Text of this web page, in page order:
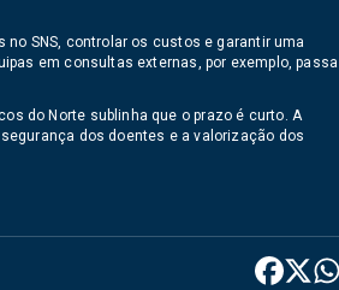
SNS, controlar os custos e garantir uma
em consultas externas, por exemplo, passa
do Norte sublinha que o prazo é curto. A
dos doentes e a valorização dos